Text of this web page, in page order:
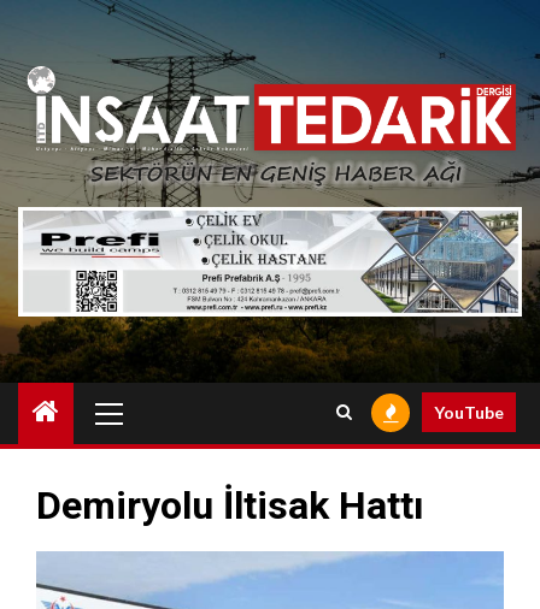
content
Menu
YouTube
Demiryolu İltisak Hattı